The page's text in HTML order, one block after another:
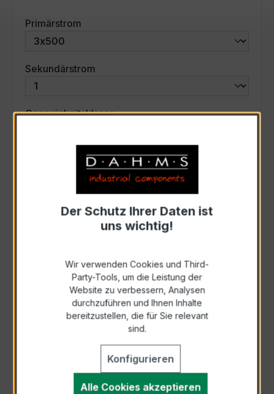
Primärstrom
Sekundärstrom
Genauigkeitsklasseauswählen
Scheinleistung (VA)auswählen
Auswahl zurücksetzen
Anfrage schriftlich
Als PDF exportieren
Der Schutz Ihrer Daten ist
uns wichtig!
Wir verwenden Cookies und Third-
Party-Tools, um die Leistung der
Website zu verbessern, Analysen
durchzuführen und Ihnen Inhalte
bereitzustellen, die für Sie relevant
sind.
Konfigurieren
Alle Cookies akzeptieren